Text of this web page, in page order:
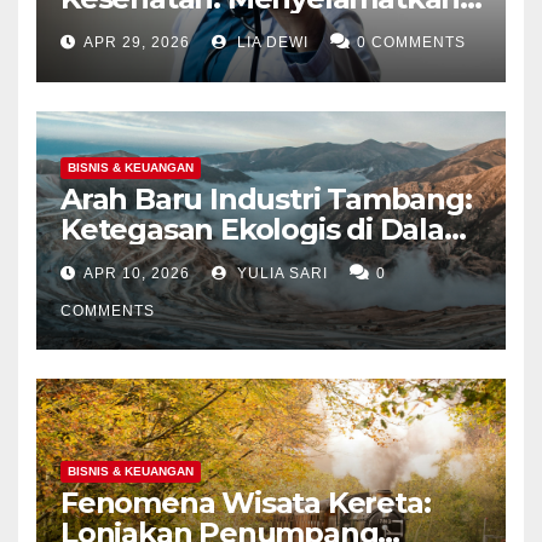
Jutaan Nyawa Lewat Skrining
dan Ketatnya Evaluasi Calon
Tenaga Medis
APR 29, 2026 LIA DEWI 0 COMMENTS
BISNIS & KEUANGAN
Arah Baru Industri Tambang:
Ketegasan Ekologis di Dalam
Negeri dan Spekulasi
Eksplorasi Laut Dalam Global
APR 10, 2026 YULIA SARI 0
COMMENTS
BISNIS & KEUANGAN
Fenomena Wisata Kereta:
Lonjakan Penumpang